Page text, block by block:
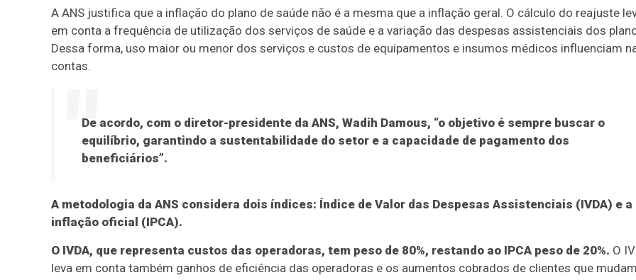
A ANS justifica que a inflação do plano de saúde não é a mesma que a inflação geral. O cálculo do reajuste
em conta a frequência de utilização dos serviços de saúde e a variação das despesas assistenciais dos
Dessa forma, uso maior ou menor dos serviços e custos de equipamentos e insumos médicos influenciam
contas.
De acordo, com o diretor-presidente da ANS, Wadih Damous, “o objetivo é sempre buscar o
equilíbrio, garantindo a sustentabilidade do setor e a capacidade de pagamento dos
beneficiários”.
A metodologia da ANS considera dois índices: Índice de Valor das Despesas Assistenciais (IVDA) e a
inflação oficial (IPCA).
O IVDA, que representa custos das operadoras, tem peso de 80%, restando ao IPCA peso de 20%. O
leva em conta também ganhos de eficiência das operadoras e os aumentos cobrados de clientes que